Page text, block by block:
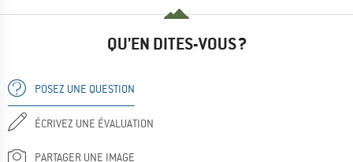
QU'EN DITES-VOUS ?
POSEZ UNE QUESTION
ÉCRIVEZ UNE ÉVALUATION
PARTAGER UNE IMAGE